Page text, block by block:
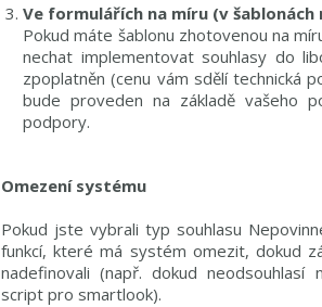
Ve formulářích na míru (v šablonách
Pokud máte šablonu zhotovenou na
nechat implementovat souhlasy do
zpoplatněn (cenu vám sdělí technická
bude proveden na základě vašeho
podpory.
Omezení systému
Pokud jste vybrali typ souhlasu
funkcí, které má systém omezit, dokud
nadefinovali (např. dokud neodsouhlasí
script pro smartlook).